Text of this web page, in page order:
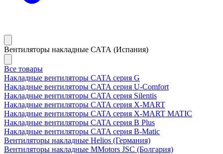
Вентиляторы накладные САТА (Испания)
Все товары
Накладные вентиляторы CATA серия G
Накладные вентиляторы CATA серия U-Comfort
Накладные вентиляторы CATA серия Silentis
Накладные вентиляторы CATA серия X-MART
Накладные вентиляторы CATA серия X-MART MATIC
Накладные вентиляторы CATA серия B Plus
Накладные вентиляторы CATA серия B-Matic
Вентиляторы накладные Helios (Германия)
Вентиляторы накладные MMotors JSC (Болгария)